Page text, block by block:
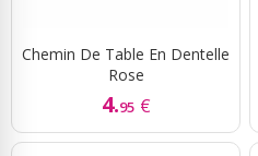
Chemin De Table En Dentelle
Rose
4.95 €